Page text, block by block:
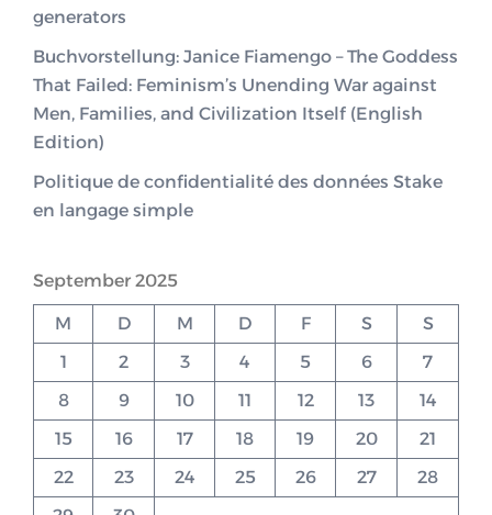
generators
Buchvorstellung: Janice Fiamengo – The Goddess
That Failed: Feminism’s Unending War against
Men, Families, and Civilization Itself (English
Edition)
Politique de confidentialité des données Stake
en langage simple
September 2025
M D M D F S
S
1
2 3 4 5 6
7
8
9 10 11 12 13
14
15
16 17 18 19 20
21
22
23 24 25 26 27
28